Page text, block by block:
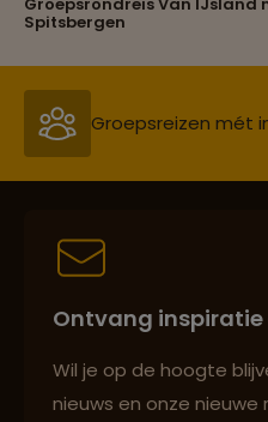
Spitsbergen
Groepsreizen mét
Persoonlijk en
Best beoordeelde
Ontvang inspiratie
Wil je op de hoogte
nieuws en onze nieuwe